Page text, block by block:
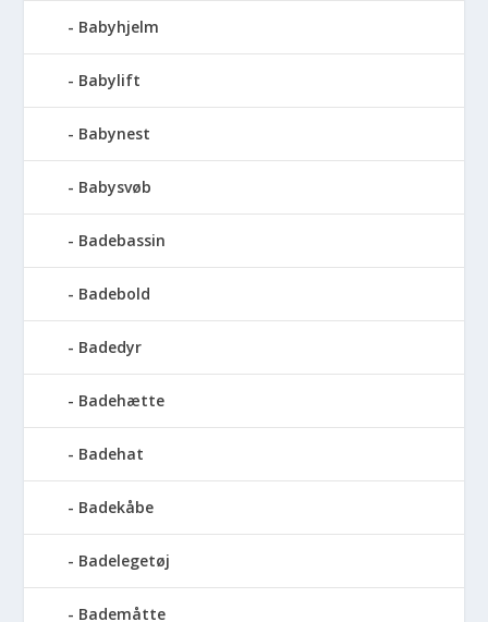
Babyhjelm
Babylift
Babynest
Babysvøb
Badebassin
Badebold
Badedyr
Badehætte
Badehat
Badekåbe
Badelegetøj
Bademåtte